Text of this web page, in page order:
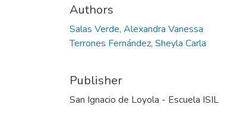
Authors
Salas Verde, Alexandra Vanessa
Terrones Fernández, Sheyla Carla
Publisher
San Ignacio de Loyola - Escuela ISIL